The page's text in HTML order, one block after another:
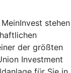
stehen
der größten
Investment